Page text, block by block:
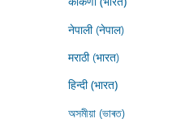
नेपाली (नेपाल)
मराठी (भारत)
हिन्दी (भारत)
অসমীয়া (ভাৰত)